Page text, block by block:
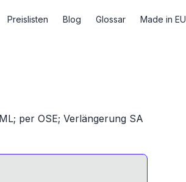
Preislisten Blog Glossar Made in EU
per OSE; Verlängerung SA